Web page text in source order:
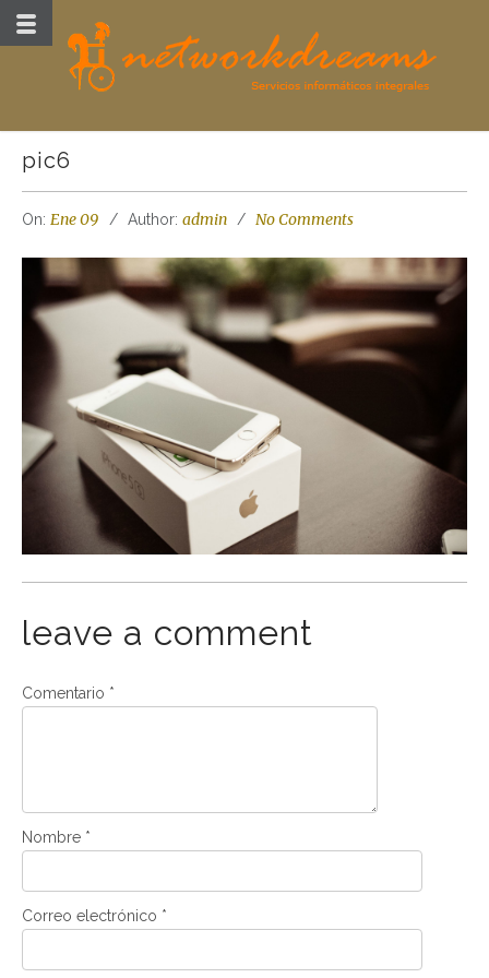
pic6
On: Ene 09 Author: admin No Comments
leave a comment
Comentario *
Nombre *
Correo electrónico *